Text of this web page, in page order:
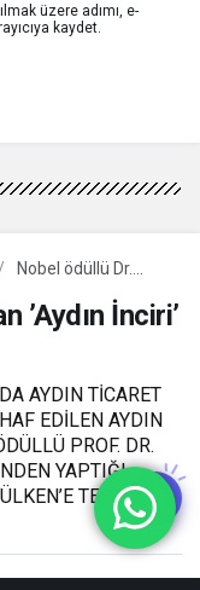
üzere adımı, e-
kaydet.
Nobel ödüllü Dr.
İnciri’ teşekkürü
’Aydın İnciri’
AYDIN TİCARET
EDİLEN AYDIN
PROF. DR.
YAPTIĞI
TEŞEKKÜR